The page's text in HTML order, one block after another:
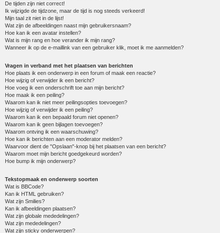
De tijden zijn niet correct!
Ik wijzigde de tijdzone, maar de tijd is nog steeds verkeerd!
Mijn taal zit niet in de lijst!
Wat zijn de afbeeldingen naast mijn gebruikersnaam?
Hoe kan ik een avatar instellen?
Wat is mijn rang en hoe verander ik mijn rang?
Wanneer ik op de e-maillink van een gebruiker klik, moet ik me aanmelden?
Vragen in verband met het plaatsen van berichten
Hoe plaats ik een onderwerp in een forum of maak een reactie?
Hoe wijzig of verwijder ik een bericht?
Hoe voeg ik een onderschrift toe aan mijn bericht?
Hoe maak ik een peiling?
Waarom kan ik niet meer peilingsopties toevoegen?
Hoe wijzig of verwijder ik een peiling?
Waarom kan ik een bepaald forum niet openen?
Waarom kan ik geen bijlagen toevoegen?
Waarom ontving ik een waarschuwing?
Hoe kan ik berichten aan een moderator melden?
Waarvoor dient de "Opslaan"-knop bij het plaatsen van een bericht?
Waarom moet mijn bericht goedgekeurd worden?
Hoe bump ik mijn onderwerp?
Tekstopmaak en onderwerp soorten
Wat is BBCode?
Kan ik HTML gebruiken?
Wat zijn Smilies?
Kan ik afbeeldingen plaatsen?
Wat zijn globale mededelingen?
Wat zijn mededelingen?
Wat zijn sticky onderwerpen?